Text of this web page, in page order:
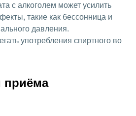
с алкоголем может усилить
такие как бессонница и
давления.
употребления спиртного во
приёма